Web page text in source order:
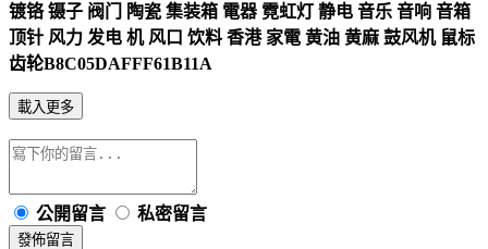
镀铬 镊子 阀门 陶瓷 集装箱 電器 霓虹灯 静电 音乐 音响 音箱
顶针 风力 发电 机 风口 饮料 香港 家電 黄油 黄麻 鼓风机 鼠标
齿轮B8C05DAFFF61B11A
載入更多
公開留言 私密留言
發佈留言